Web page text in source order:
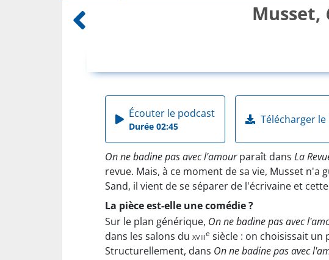
Musset,
Écouter le podcast
Durée 02:45
Télécharger
On ne badine pas avec l'amourparaît dans La
revue. Mais, à ce moment de sa vie, Musset n'a
Sand, il vient de se séparer de l'écrivaine et
La pièce est-elle une comédie ?
Sur le plan générique, On ne badine pas avec
dans les salons du xviiie siècle : on choisissait un
Structurellement, dans On ne badine pas avec